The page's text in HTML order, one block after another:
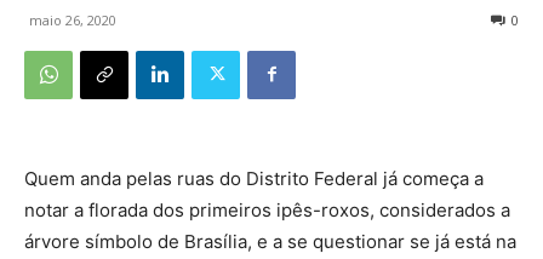
maio 26, 2020 0
Quem anda pelas ruas do Distrito Federal já começa a
notar a florada dos primeiros ipês-roxos, considerados a
árvore símbolo de Brasília, e a se questionar se já está na